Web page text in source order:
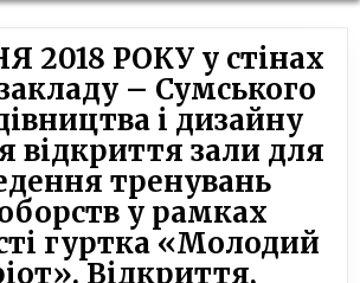
2018 РОКУ у стінах
– Сумського
і дизайну
відкриття зали для
тренувань
у рамках
гуртка «Молодий
Відкриття,